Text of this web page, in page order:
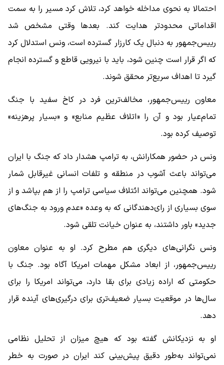
احتمالا به‌ نحوی مداخله خواهد کرد، تلاش کرد مسیر را به سمت
اقداماتی محدودتر هدایت کند. بعدها وقتی مشخص شد
رییس‌جمهور به ‌دنبال یک کارزار گسترده است، ونس استدلال کرد
که اگر قرار است چنین شود، باید با نیرویی قاطع و گسترده انجام
گیرد تا اهداف سریع‌تر محقق شوند.
معاون رییس‌جمهور، مخالف‌ترین فرد در کاخ سفید با جنگ
تمام‌عیار بود و آن را «اتلاف عظیم منابع» و «بسیار پرهزینه»
توصیف کرده بود.
ونس در حضور همکارانش، به ترامپ هشدار داد که جنگ با ایران
می‌تواند باعث آشوب در منطقه و تلفات انسانی غیرقابل‌ شمار
شود. همچنین می‌تواند ائتلاف سیاسی ترامپ را از هم بپاشد و از
سوی بسیاری از رای‌دهندگانی که به وعده «عدم ورود به جنگ‌های
جدید» باور داشتند، به عنوان خیانت تلقی شود.
ونس نگرانی‌های دیگری هم مطرح کرد. او به عنوان معاون
رییس‌جمهور، از ابعاد مشکل مهمات امریکا آگاه بود. جنگ با
حکومتی که اراده زیادی برای بقا دارد، می‌تواند امریکا را برای
سال‌ها در موقعیت بسیار ضعیف‌تری برای درگیری‌های آینده قرار
دهد.
او به نزدیکانش گفته بود که هیچ میزان از تحلیل نظامی
نمی‌تواند به‌طور دقیق پیش‌بینی کند ایران در صورت به خطر